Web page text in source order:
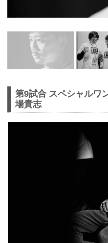
第9試合 スペシャルワ
場貴志